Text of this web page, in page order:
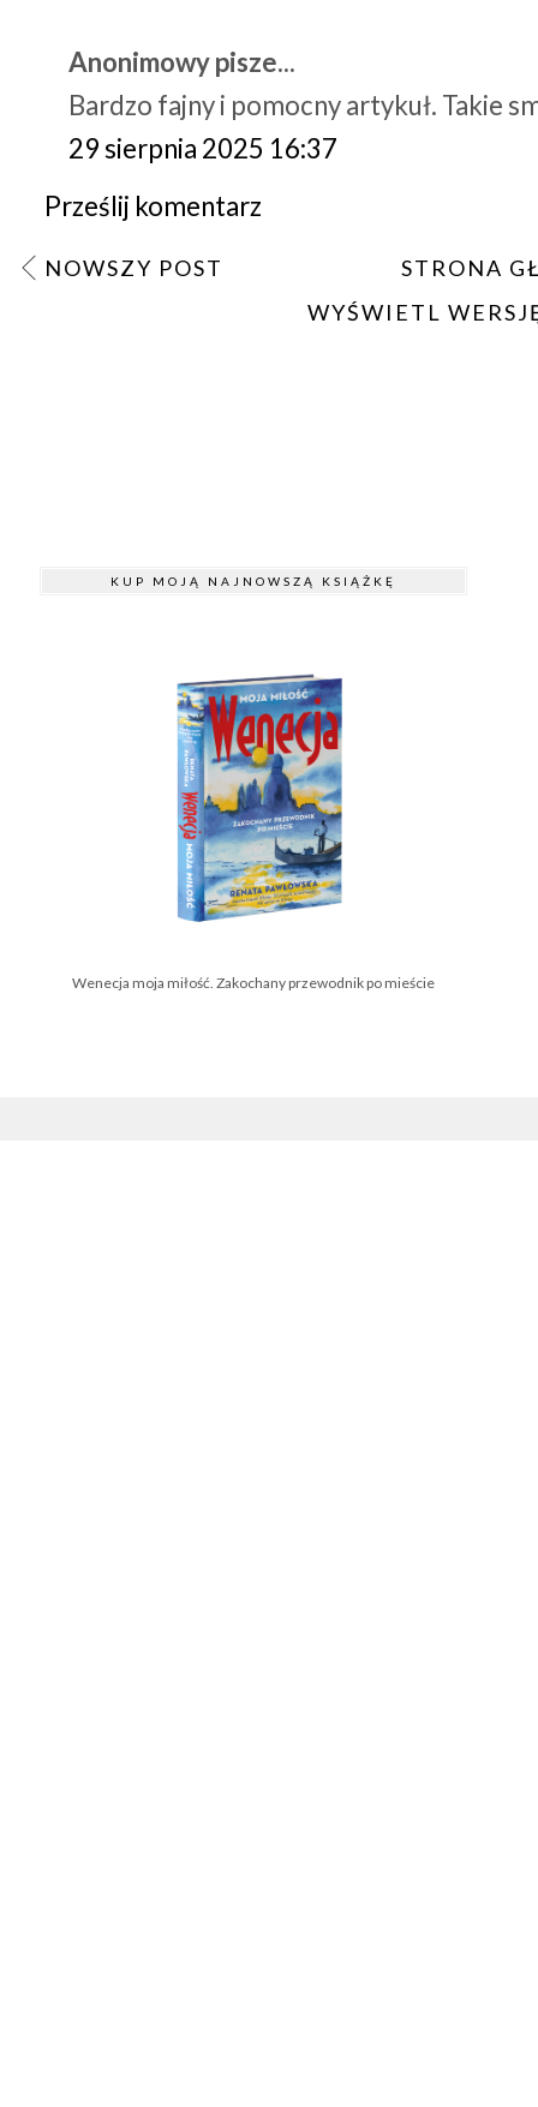
Anonimowy pisze...
Bardzo fajny i pomocny artykuł. Takie
29 sierpnia 2025 16:37
Prześlij komentarz
NOWSZY POST
STRONA
WYŚWIETL
KUP MOJĄ NAJNOWSZĄ KSIĄŻKĘ
Wenecja moja miłość. Zakochany przewodnik po mieście